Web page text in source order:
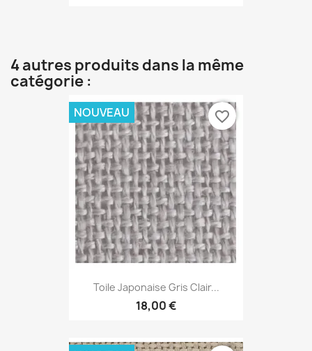
4 autres produits dans la même
catégorie :
Toile Japonaise Gris Clair...
18,00 €
NOUVEAU favorite_border